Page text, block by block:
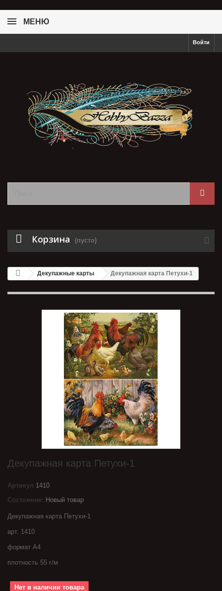
МЕНЮ
Войти
Корзина (пусто)
Декупажные карты Декупажная карта Петухи-1
Декупажная карта Петухи-1
Артикул 1410
Состояние: Новый товар
Декупажная карта Петухи-1
арт. 1410
формат А4
плотность 55 г/м
Нет в наличии товара